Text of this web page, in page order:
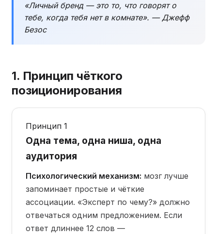
«Личный бренд — это то, что говорят о
тебе, когда тебя нет в комнате». — Джефф
Безос
1. Принцип чёткого
позиционирования
Принцип 1
Одна тема, одна ниша, одна
аудитория
Психологический механизм: мозг лучше
запоминает простые и чёткие
ассоциации. «Эксперт по чему?» должно
отвечаться одним предложением. Если
ответ длиннее 12 слов —